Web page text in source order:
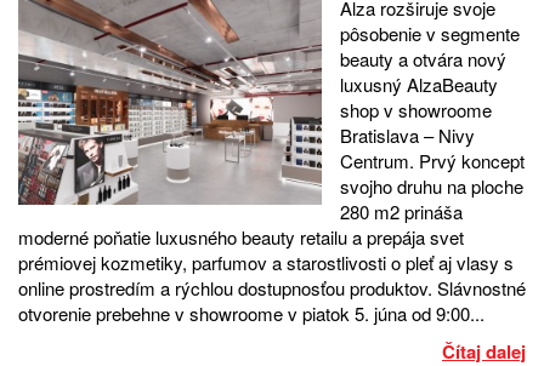
Alza rozširuje svoje
pôsobenie v segmente
beauty a otvára nový
luxusný AlzaBeauty
shop v showroome
Bratislava – Nivy
Centrum. Prvý koncept
svojho druhu na ploche
280 m2 prináša
moderné poňatie luxusného beauty retailu a prepája svet
prémiovej kozmetiky, parfumov a starostlivosti o pleť aj vlasy s
online prostredím a rýchlou dostupnosťou produktov. Slávnostné
otvorenie prebehne v showroome v piatok 5. júna od 9:00...
Čítaj dalej